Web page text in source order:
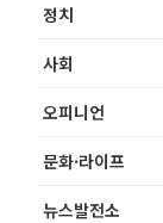
정치
사회
오피니언
문화·라이프
뉴스발전소